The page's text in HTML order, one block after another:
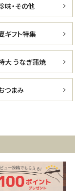
味・その他
ギフト特集
大 うなぎ蒲焼
つまみ